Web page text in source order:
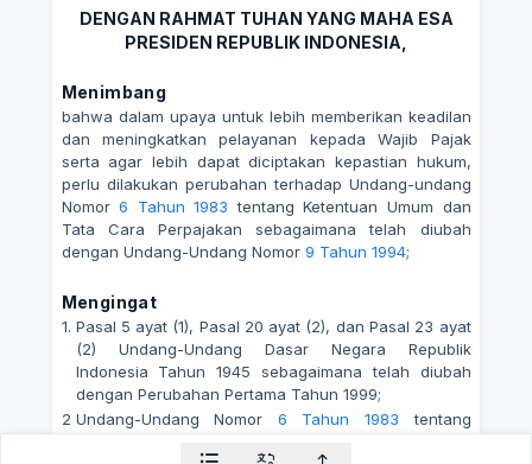
DENGAN RAHMAT TUHAN YANG MAHA ESA
PRESIDEN REPUBLIK INDONESIA,
Menimbang
bahwa dalam upaya untuk lebih memberikan keadilan
dan meningkatkan pelayanan kepada Wajib Pajak
serta agar lebih dapat diciptakan kepastian hukum,
perlu dilakukan perubahan terhadap Undang-undang
Nomor6 Tahun 1983 tentang Ketentuan Umum dan
Tata Cara Perpajakan sebagaimana telah diubah
dengan Undang-Undang Nomor 9 Tahun 1994;
Mengingat
1. Pasal 5 ayat (1), Pasal 20 ayat (2), dan Pasal 23 ayat
(2) Undang-Undang Dasar Negara Republik
Indonesia Tahun 1945 sebagaimana telah diubah
dengan Perubahan Pertama Tahun 1999;
2 Undang-Undang Nomor 6 Tahun 1983 tentang